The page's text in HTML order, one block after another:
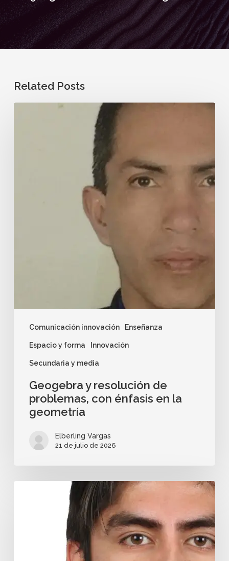
Related Posts
Comunicación innovación Enseñanza
Espacio y forma Innovación
Secundaria y media
Geogebra y resolución de
problemas, con énfasis en la
geometría
Elberling Vargas
21 de julio de 2026